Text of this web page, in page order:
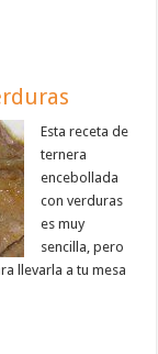
Esta receta de
ternera
encebollada
con verduras
es muy
sencilla, pero
llevarla a tu mesa